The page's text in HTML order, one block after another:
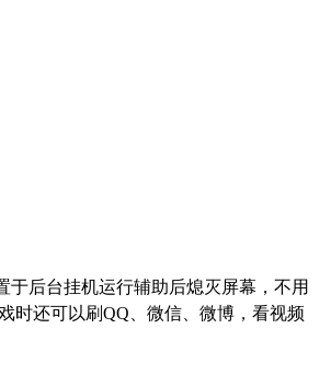
后台挂机运行辅助后熄灭屏幕，不用
时还可以刷QQ、微信、微博，看视频